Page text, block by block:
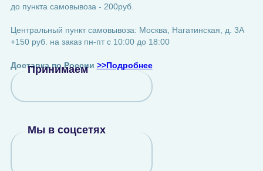
до пункта самовывоза - 200руб.
Центральный пункт самовывоза: Москва, Нагатинская, д. 3А
+150 руб. на заказ пн-пт с 10:00 до 18:00
Доставка по России >>Подробнее
Принимаем
Мы в соцсетях